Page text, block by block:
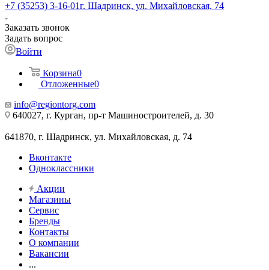
+7 (35253) 3-16-01г. Шадринск, ул. Михайловская, 74
Заказать звонок
Задать вопрос
Войти
Корзина0
Отложенные0
info@regiontorg.com
640027, г. Курган, пр-т Машиностроителей, д. 30
641870, г. Шадринск, ул. Михайловская, д. 74
Вконтакте
Одноклассники
Акции
Магазины
Сервис
Бренды
Контакты
О компании
Вакансии
...